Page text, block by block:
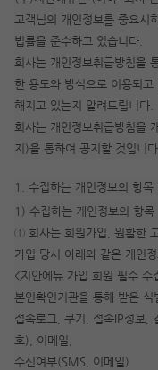
고객님의 개인정보를 중요시
법률을 준수하고 있습니다.
회사는 개인정보취급방침을
한 용도와 방식으로 이용되
해지고 있는지 알려드립니다.
회사는 개인정보취급방침을
지)을 통하여 공지할 것입니다.
1. 수집하는 개인정보의 항목
1) 수집하는 개인정보의 항목
① 회사는 회원가입, 원활한
가입 당시 아래와 같은 개인
<지안에듀 가입 회원 필수 수
본인확인기관을 통해 받은
접속로그, 쿠기, 접속IP정보,
호), 이메일,
수신여부(SMS, 이메일)